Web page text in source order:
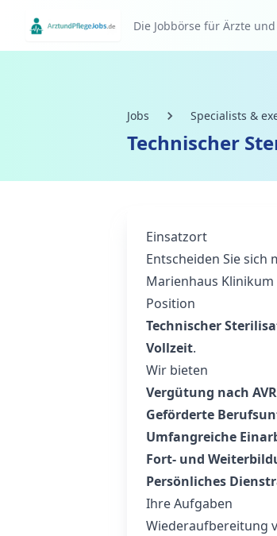
Die Jobbörse für Ärzte
Jobs Specialists &
Technischer
Einsatzort
Entscheiden Sie
Marienhaus
Position
Technischer
Vollzeit.
Wir bieten
Vergütung nach
Geförderte
Umfangreiche
Fort- und
Persönliches
Ihre Aufgaben
Wiederaufbereitung